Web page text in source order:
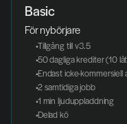
Basic
För nybörjare
Tillgång till v3.5
50 dagliga krediter (10
Endast icke-kommersiell
2 samtidiga jobb
1 min ljuduppladdning
Delad kö